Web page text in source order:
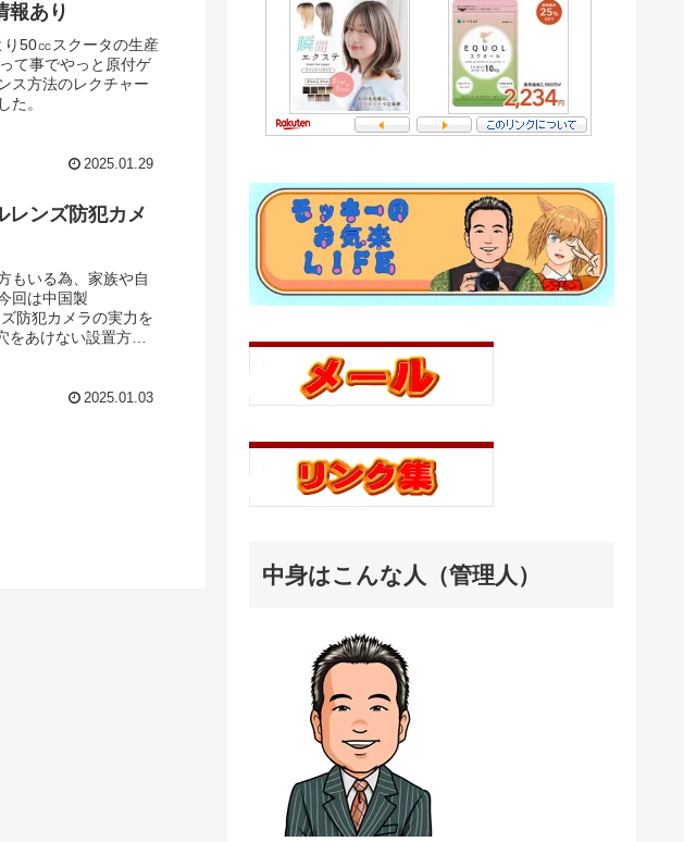
報あり
50㏄スクータの生産
て事でやっと原付ゲ
ス方法のレクチャー
た。
2025.01.29
ンズ防犯カメ
もいる為、家族や自
回は中国製
防犯カメラの実力を
あけない設置方法
2025.01.03
中身はこんな人（管理人）